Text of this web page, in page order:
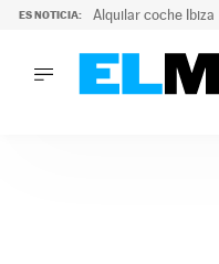
ES NOTICIA: Alquilar coche Ibiza